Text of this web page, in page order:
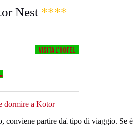
Nest ****
Visita l’HOTEL
dormire a Kotor
conviene partire dal tipo di viaggio. Se è